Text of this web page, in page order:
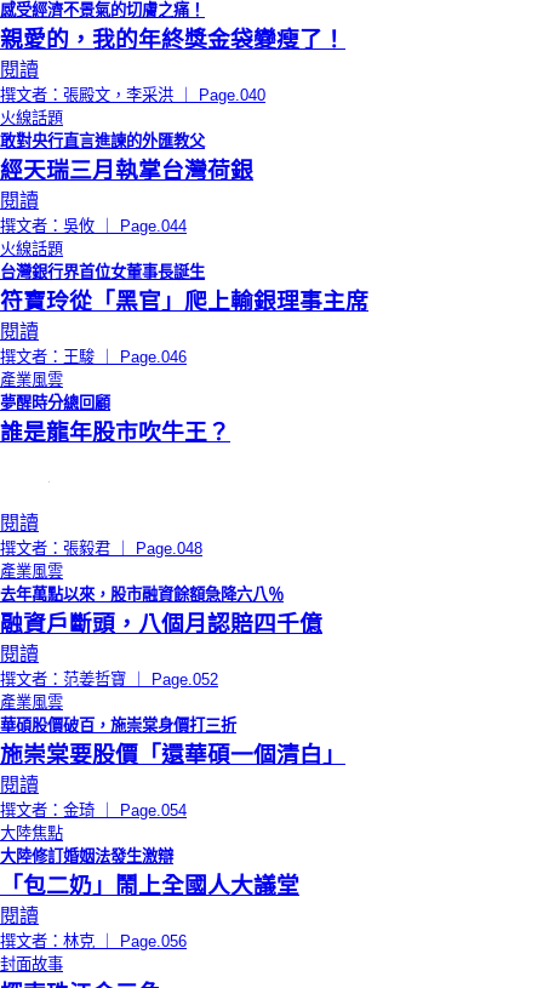
感受經濟不景氣的切膚之痛！
親愛的，我的年終獎金袋變瘦了！
閱讀
撰文者：張殿文，李采洪 ｜ Page.040
火線話題
敢對央行直言進諫的外匯教父
經天瑞三月執掌台灣荷銀
閱讀
撰文者：吳攸 ｜ Page.044
火線話題
台灣銀行界首位女董事長誕生
符寶玲從「黑官」爬上輸銀理事主席
閱讀
撰文者：王駿 ｜ Page.046
產業風雲
夢醒時分總回顧
誰是龍年股市吹牛王？
閱讀
撰文者：張毅君 ｜ Page.048
產業風雲
去年萬點以來，股市融資餘額急降六八％
融資戶斷頭，八個月認賠四千億
閱讀
撰文者：范姜哲寶 ｜ Page.052
產業風雲
華碩股價破百，施崇棠身價打三折
施崇棠要股價「還華碩一個清白」
閱讀
撰文者：金琦 ｜ Page.054
大陸焦點
大陸修訂婚姻法發生激辯
「包二奶」鬧上全國人大議堂
閱讀
撰文者：林克 ｜ Page.056
封面故事